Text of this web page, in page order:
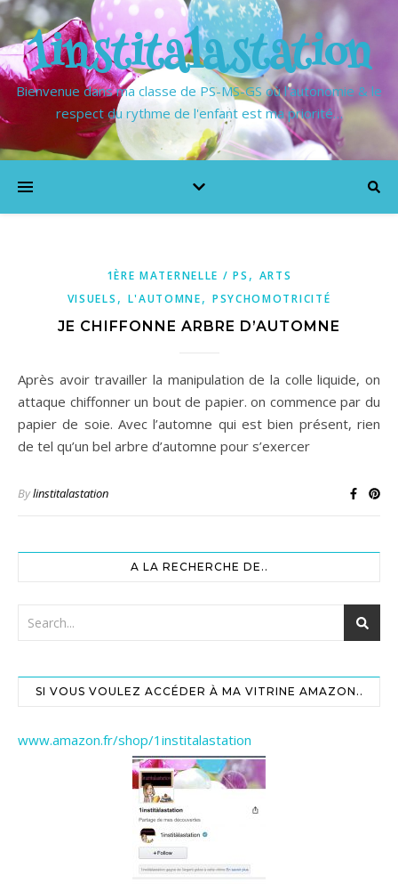
1institalastation
Bienvenue dans ma classe de PS-MS-GS où l'autonomie & le
respect du rythme de l'enfant est ma priorité…
1ÈRE MATERNELLE / PS , ARTS
VISUELS , L'AUTOMNE, PSYCHOMOTRICITÉ
JE CHIFFONNE ARBRE D’AUTOMNE
Après avoir travailler la manipulation de la colle liquide, on
attaque chiffonner un bout de papier. on commence par du
papier de soie. Avec l’automne qui est bien présent, rien
de tel qu’un bel arbre d’automne pour s’exercer
Bylinstitalastation
A LA RECHERCHE DE..
SI VOUS VOULEZ ACCÉDER À MA VITRINE AMAZON..
www.amazon.fr/shop/1institalastation